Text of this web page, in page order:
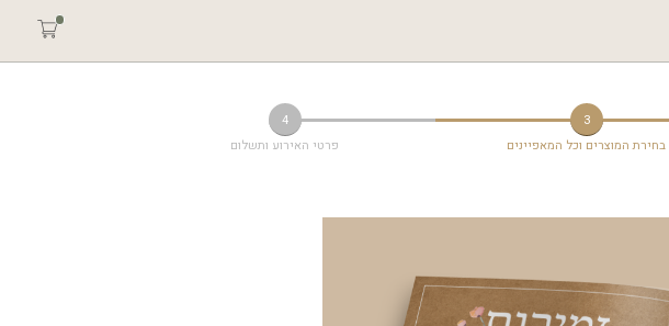
3
בחירת המוצרים וכל המאפיינים
4
פרטי האירוע ותשלום